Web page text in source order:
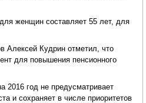
женщин составляет 55 лет, для
Алексей Кудрин отметил, что
для повышения пенсионного
2016 год не предусматривает
и сохраняет в числе приоритетов